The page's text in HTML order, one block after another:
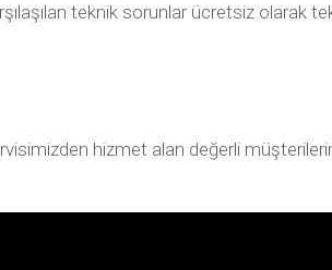
teknik sorunlar ücretsiz olarak
hizmet alan değerli